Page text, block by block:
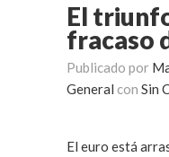
El
fracaso
Publicado por
General con Sin
El euro está